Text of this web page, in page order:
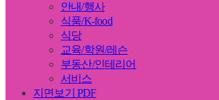
안내/행사
식품/K-food
식당
교육/학원/레슨
부동산/인테리어
서비스
지면보기 PDF